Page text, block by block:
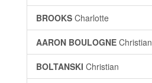
BROOKS Charlotte
AARON BOULOGNE Christian
BOLTANSKI Christian